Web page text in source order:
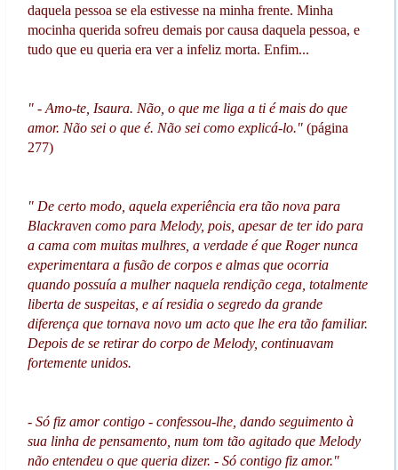
daquela pessoa se ela estivesse na minha frente. Minha
mocinha querida sofreu demais por causa daquela pessoa, e
tudo que eu queria era ver a infeliz morta. Enfim...
" - Amo-te, Isaura. Não, o que me liga a ti é mais do que
amor. Não sei o que é. Não sei como explicá-lo."(página
277)
" De certo modo, aquela experiência era tão nova para
Blackraven como para Melody, pois, apesar de ter ido para
a cama com muitas mulhres, a verdade é que Roger nunca
experimentara a fusão de corpos e almas que ocorria
quando possuía a mulher naquela rendição cega, totalmente
liberta de suspeitas, e aí residia o segredo da grande
diferença que tornava novo um acto que lhe era tão familiar.
Depois de se retirar do corpo de Melody, continuavam
fortemente unidos.
- Só fiz amor contigo - confessou-lhe, dando seguimento à
sua linha de pensamento, num tom tão agitado que Melody
não entendeu o que queria dizer. - Só contigo fiz amor."